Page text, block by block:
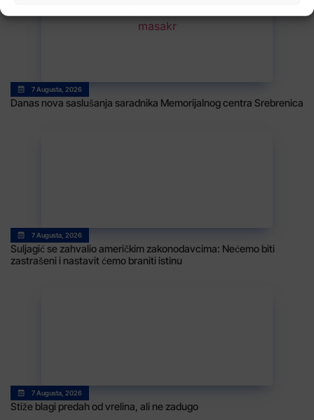
7 Augusta, 2026
Danas nova saslušanja saradnika Memorijalnog centra Srebrenica
7 Augusta, 2026
Suljagić se zahvalio američkim zakonodavcima: Nećemo biti
zastrašeni i nastavit ćemo braniti istinu
7 Augusta, 2026
Stiže blagi predah od vrelina, ali ne zadugo